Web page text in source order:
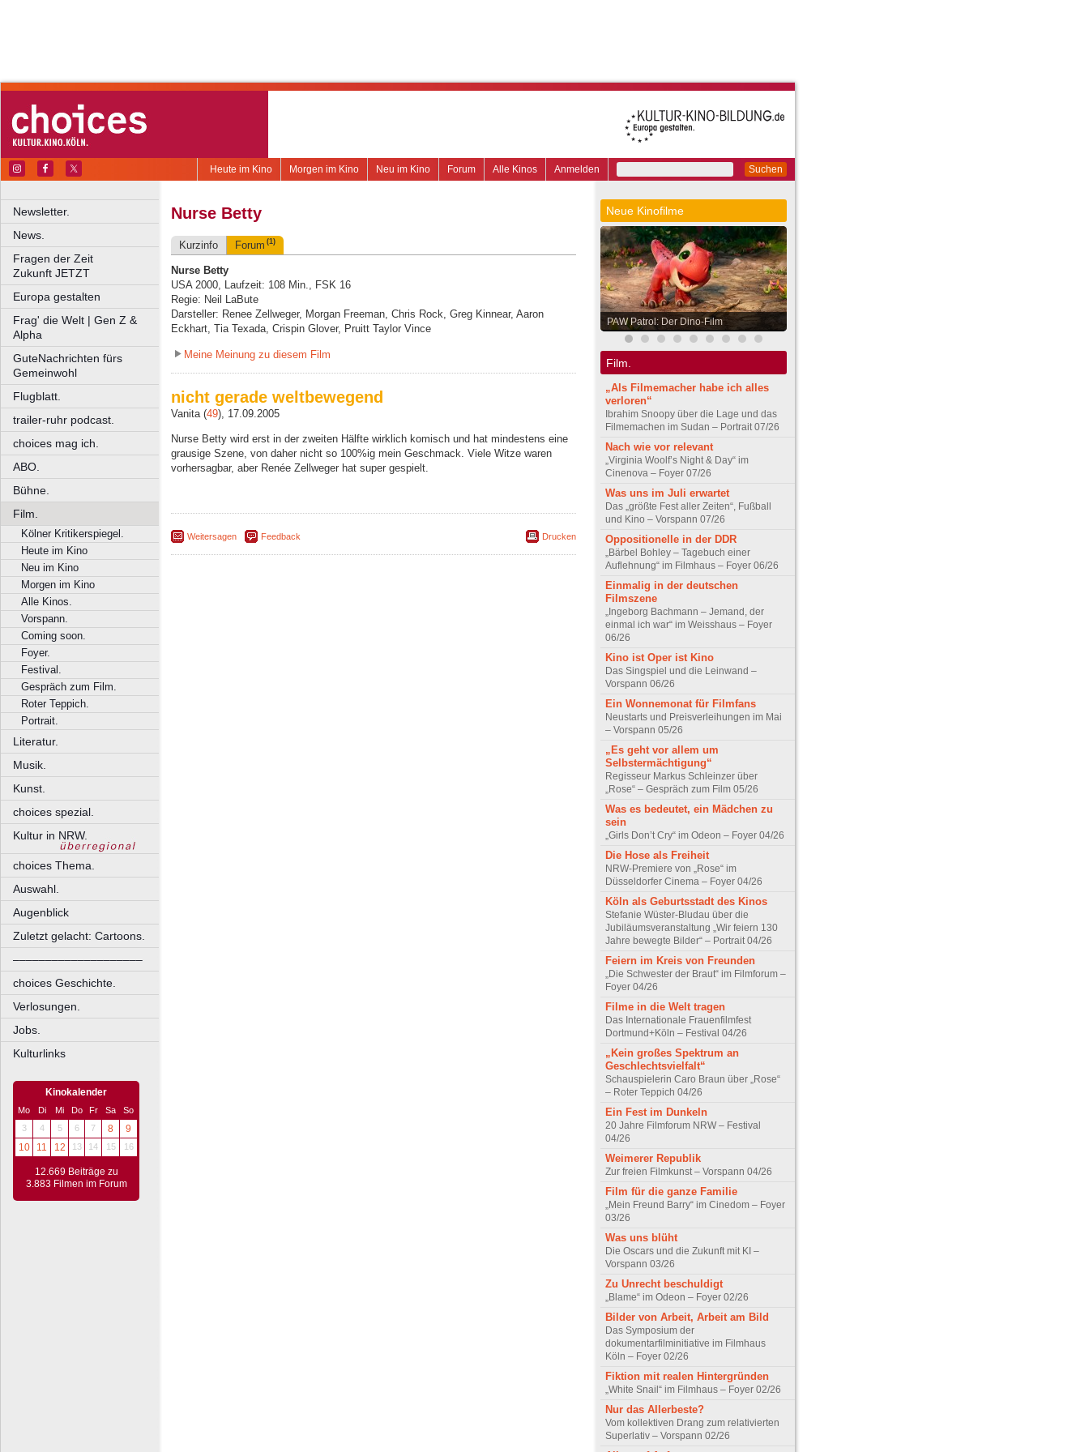
Suchen
Anmelden
Alle Kinos
Forum
Neu im Kino
Morgen im Kino
Heute im Kino
Newsletter.
News.
Fragen der Zeit
Zukunft JETZT
Europa gestalten
Frag' die Welt | Gen Z &
Alpha
GuteNachrichten fürs
Gemeinwohl
Flugblatt.
trailer-ruhr podcast.
choices mag ich.
ABO.
Bühne.
Film.
Kölner Kritikerspiegel.
Heute im Kino
Neu im Kino
Morgen im Kino
Alle Kinos.
Vorspann.
Coming soon.
Foyer.
Festival.
Gespräch zum Film.
Roter Teppich.
Portrait.
Literatur.
Musik.
Kunst.
choices spezial.
Kultur in NRW.
choices Thema.
Auswahl.
Augenblick
Zuletzt gelacht: Cartoons.
––––––––––––––––––––
choices Geschichte.
Verlosungen.
Jobs.
Kulturlinks
Kinokalender
Mo Di Mi Do Fr Sa
So
3
4 5 6 7 8
9
10
11 12 13 14 15 16
12.669 Beiträge zu
3.883 Filmen im Forum
Nurse Betty
Kurzinfo Forum (1)
Nurse Betty
USA 2000, Laufzeit: 108 Min., FSK 16
Regie: Neil LaBute
Darsteller: Renee Zellweger, Morgan Freeman, Chris Rock, Greg Kinnear, Aaron
Eckhart, Tia Texada, Crispin Glover, Pruitt Taylor Vince
Meine Meinung zu diesem Film
nicht gerade weltbewegend
Vanita (49), 17.09.2005
Nurse Betty wird erst in der zweiten Hälfte wirklich komisch und hat mindestens eine
grausige Szene, von daher nicht so 100%ig mein Geschmack. Viele Witze waren
vorhersagbar, aber Renée Zellweger hat super gespielt.
Weitersagen Feedback Drucken
Neue Kinofilme
PAW Patrol: Der Dino-Film
Film.
„Als Filmemacher habe ich alles
verloren“
Ibrahim Snoopy über die Lage und das
Filmemachen im Sudan – Portrait 07/26
Nach wie vor relevant
„Virginia Woolf’s Night & Day“ im
Cinenova – Foyer 07/26
Was uns im Juli erwartet
Das „größte Fest aller Zeiten“, Fußball
und Kino – Vorspann 07/26
Oppositionelle in der DDR
„Bärbel Bohley – Tagebuch einer
Auflehnung“ im Filmhaus – Foyer 06/26
Einmalig in der deutschen
Filmszene
„Ingeborg Bachmann – Jemand, der
einmal ich war“ im Weisshaus – Foyer
06/26
Kino ist Oper ist Kino
Das Singspiel und die Leinwand –
Vorspann 06/26
Ein Wonnemonat für Filmfans
Neustarts und Preisverleihungen im Mai
– Vorspann 05/26
„Es geht vor allem um
Selbstermächtigung“
Regisseur Markus Schleinzer über
„Rose“ – Gespräch zum Film 05/26
Was es bedeutet, ein Mädchen zu
sein
„Girls Don’t Cry“ im Odeon – Foyer 04/26
Die Hose als Freiheit
NRW-Premiere von „Rose“ im
Düsseldorfer Cinema – Foyer 04/26
Köln als Geburtsstadt des Kinos
Stefanie Wüster-Bludau über die
Jubiläumsveranstaltung „Wir feiern 130
Jahre bewegte Bilder“ – Portrait 04/26
Feiern im Kreis von Freunden
„Die Schwester der Braut“ im Filmforum –
Foyer 04/26
Filme in die Welt tragen
Das Internationale Frauenfilmfest
Dortmund+Köln – Festival 04/26
„Kein großes Spektrum an
Geschlechtsvielfalt“
Schauspielerin Caro Braun über „Rose“
– Roter Teppich 04/26
Ein Fest im Dunkeln
20 Jahre Filmforum NRW – Festival
04/26
Weimerer Republik
Zur freien Filmkunst – Vorspann 04/26
Film für die ganze Familie
„Mein Freund Barry“ im Cinedom – Foyer
03/26
Was uns blüht
Die Oscars und die Zukunft mit KI –
Vorspann 03/26
Zu Unrecht beschuldigt
„Blame“ im Odeon – Foyer 02/26
Bilder von Arbeit, Arbeit am Bild
Das Symposium der
dokumentarfilminitiative im Filmhaus
Köln – Foyer 02/26
Fiktion mit realen Hintergründen
„White Snail“ im Filmhaus – Foyer 02/26
Nur das Allerbeste?
Vom kollektiven Drang zum relativierten
Superlativ – Vorspann 02/26